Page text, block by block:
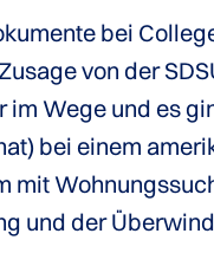
bei
von der
Wege und es
bei einem
mit
und der